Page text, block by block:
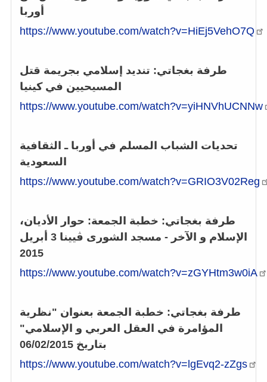
أوربا
https://www.youtube.com/watch?v=HiEj5VehO7Q
طرفة بغجاتي: تنديد إسلامي بجريمة قتل
المسيحيين في كينيا
https://www.youtube.com/watch?v=yiHNVhUCNNw
تحديات الشباب المسلم في أوربا ـ الثقافية
السعودية
https://www.youtube.com/watch?v=GRIO3V02Reg
طرفة بغجاتي: خطبة الجمعة: حوار الأديان،
الإسلام و الآخر - مسجد الشورى ڤيينا 3 أبريل
2015
https://www.youtube.com/watch?v=zGYHtm3w0iA
طرفة بغجاتي: خطبة الجمعة بعنوان "نظرية
المؤامرة في العقل العربي و الإسلامي"
بتاريخ 06/02/2015
https://www.youtube.com/watch?v=lgEvq2-zZgs